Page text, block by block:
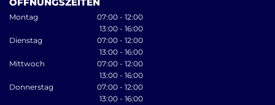
Montag
07:00 - 12:00
13:00 - 16:00
Dienstag
07:00 - 12:00
13:00 - 16:00
Mittwoch
07:00 - 12:00
13:00 - 16:00
Donnerstag
07:00 - 12:00
13:00 - 16:00